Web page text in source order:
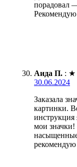
порадовал
Аида П. : ★
30.06.2024
Заказала
картинки.
мои значки!
рекомендую